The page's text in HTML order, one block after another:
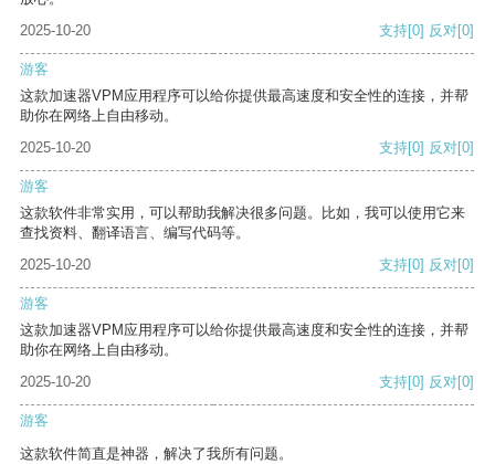
2025-10-20
支持[0] 反对[0]
游客
这款加速器VPM应用程序可以给你提供最高速度和安全性的连接，并帮
助你在网络上自由移动。
2025-10-20
支持[0] 反对[0]
游客
这款软件非常实用，可以帮助我解决很多问题。比如，我可以使用它来
查找资料、翻译语言、编写代码等。
2025-10-20
支持[0] 反对[0]
游客
这款加速器VPM应用程序可以给你提供最高速度和安全性的连接，并帮
助你在网络上自由移动。
2025-10-20
支持[0] 反对[0]
游客
这款软件简直是神器，解决了我所有问题。